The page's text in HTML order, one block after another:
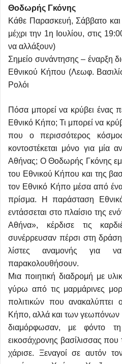
Θοδωρής Γκόνης
Κάθε Παρασκευή, Σάββατο και
μέχρι την 1η Ιουλίου, στις
να αλλάξουν)
Σημείο συνάντησης – έναρξη
Εθνικού Κήπου (Λεωφ.
Ρολόι
Πόσα μπορεί να κρύβει ένας
Εθνικό Κήπο; Τι μπορεί να
που ο περισσότερος
κοντοστέκεται μόνο για μία
Αθήνας; Ο Θοδωρής Γκόνης
του Εθνικού Κήπου και της
τον Εθνικό Κήπο μέσα από ένα
πρίσμα. Η παράσταση
εντάσσεται στο πλαίσιο της
Αθήνα», κέρδισε τις
συνέρρευσαν πέρσι στη
λίστες αναμονής για
παρακολουθήσουν.
Μια ποιητική διαδρομή με
γύρω από τις μαρμάρινες
πολιτικών που ανακαλύπτει
Κήπο, αλλά και των γεωπόνων
διαμόρφωσαν, με φόντο τη
εικοσάχρονης βασίλισσας που
χάρισε. Ξεναγοί σε αυτόν